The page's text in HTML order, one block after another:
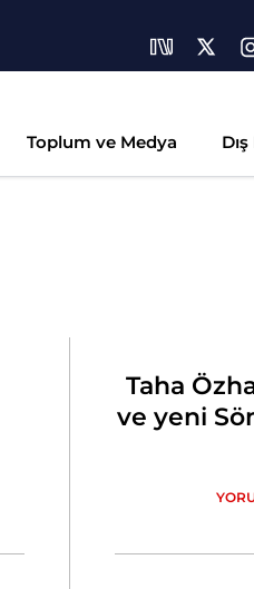
Toplum ve Medya
Taha
ve yeni